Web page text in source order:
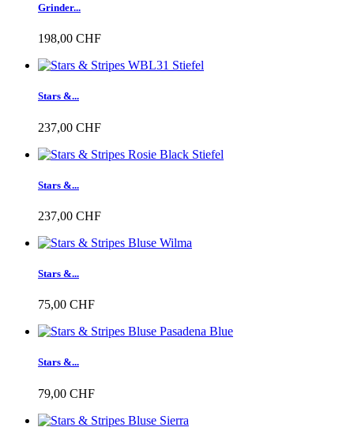
Grinder...
198,00 CHF
Stars &...
237,00 CHF
Stars &...
237,00 CHF
Stars &...
75,00 CHF
Stars &...
79,00 CHF